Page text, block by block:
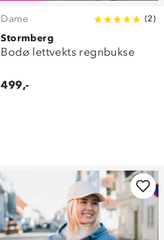
Dame (2)
Stormberg
Bodø lettvekts regnbukse
499,-